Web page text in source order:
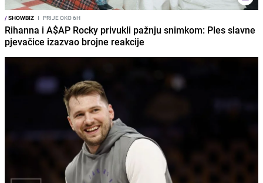
/SHOWBIZ I PRIJE OKO 6H
Rihanna i A$AP Rocky privukli pažnju snimkom: Ples slavne
pjevačice izazvao brojne reakcije